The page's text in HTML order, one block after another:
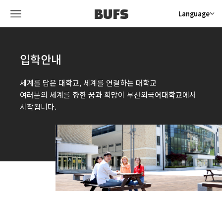
BUFS Language
입학안내
세계를 담은 대학교, 세계를 연결하는 대학교
여러분의 세계를 향한 꿈과 희망이 부산외국어대학교에서
시작됩니다.